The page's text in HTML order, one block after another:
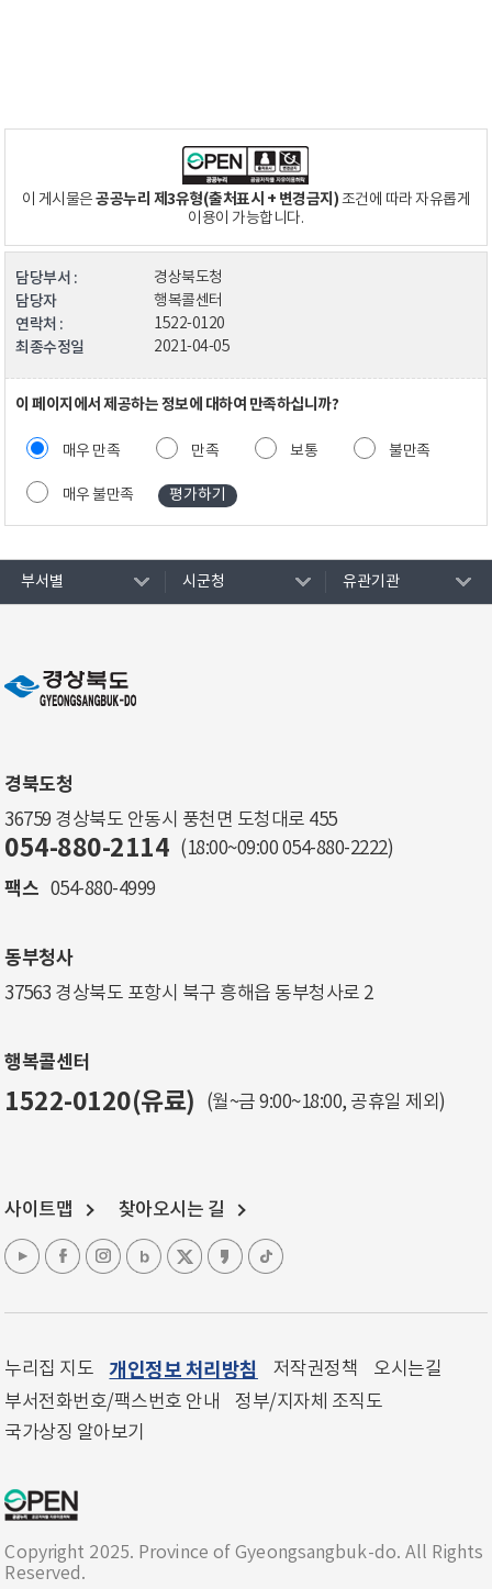
이 게시물은공공누리 제3유형(출처표시 + 변경금지)조건에 따라 자유롭게
이용이 가능합니다.
담당부서 : 경상북도청
담당자 행복콜센터
연락처 : 1522-0120
최종수정일 2021-04-05
이 페이지에서 제공하는 정보에 대하여 만족하십니까?
매우 만족 만족 보통 불만족
매우 불만족
부서별 시군청 유관기관
경북도청
36759 경상북도 안동시 풍천면 도청대로 455
054-880-2114 (18:00~09:00 054-880-2222)
팩스 054-880-4999
동부청사
37563 경상북도 포항시 북구 흥해읍 동부청사로 2
행복콜센터
1522-0120(유료) (월~금 9:00~18:00, 공휴일 제외)
사이트맵 찾아오시는 길
누리집 지도 개인정보 처리방침 저작권정책
오시는길
부서전화번호/팩스번호 안내
정부/지자체 조직도
국가상징 알아보기
Copyright 2025. Province of Gyeongsangbuk-do. All Rights
Reserved.